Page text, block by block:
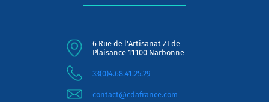
6 Rue de l'Artisanat ZI de
Plaisance 11100 Narbonne
33(0)4.68.41.25.29
contact@cdafrance.com